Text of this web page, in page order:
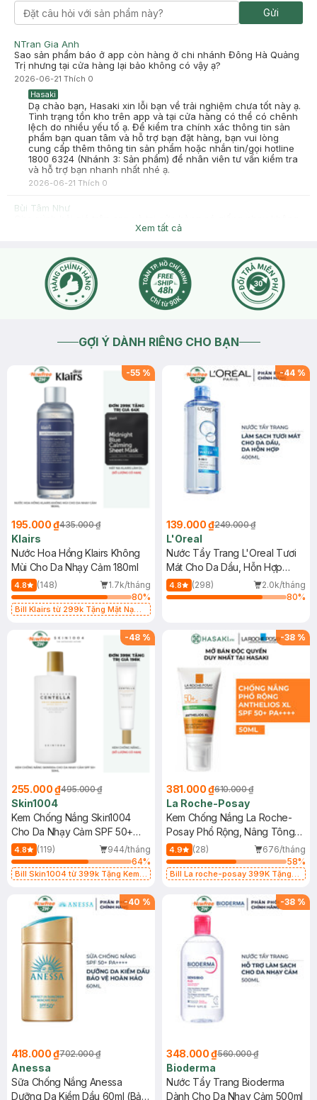
thưn lắm nhoaaaa
Hasaki -2025-04-20
gian đánh giá. Sự hài lòng của khách hàng là động lực to lớn
để Hasaki ngày càng phát triển hơn nữa về chất lượng dịch
vụ. Cảm ơn bạn đã tin tưởng và mua sắm tại Hasaki!
Gửi
NTran Gia Anh
Sao sản phẩm báo ở app còn hàng ở chi nhánh Đông Hà Quảng
Trị nhưng tại cửa hàng lại bảo không có vậy ạ?
2026-06-21 Thích 0
Hasaki
Dạ chào bạn, Hasaki xin lỗi bạn về trải nghiệm chưa tốt này ạ.
Tình trạng tồn kho trên app và tại cửa hàng có thể có chênh
lệch do nhiều yếu tố ạ. Để kiểm tra chính xác thông tin sản
phẩm bạn quan tâm và hỗ trợ bạn đặt hàng, bạn vui lòng
cung cấp thêm thông tin sản phẩm hoặc nhắn tin/gọi hotline
1800 6324 (Nhánh 3: Sản phẩm) để nhân viên tư vấn kiểm tra
và hỗ trợ bạn nhanh nhất nhé ạ.
2026-06-21 Thích 0
Bùi Tâm Như
Chào bạn, giá sản phẩm tại các cửa hàng và trên website/
app hasaki.vn đều giống nhau. Nhưng giá sẽ có thể thay đổi
theo khung giờ nên bạn có thể check lại giá trước khi thanh
toán nhé
Xem tất cả
GỢI Ý DÀNH RIÊNG CHO BẠN
-55 %
195.000 ₫435.000 ₫
Klairs
Nước Hoa Hồng Klairs Không
Mùi Cho Da Nhạy Cảm 180ml
4.8 (148)
1.7k/tháng
80%
Bill Klairs từ 299k Tặng Mặt Nạ
25ml (SL Có Hạn)
-44 %
139.000 ₫249.000 ₫
L'Oreal
Nước Tẩy Trang L'Oreal Tươi
Mát Cho Da Dầu, Hỗn Hợp
400ml
4.8 (298)
2.0k/tháng
80%
-48 %
255.000 ₫495.000 ₫
Skin1004
Kem Chống Nắng Skin1004
Cho Da Nhạy Cảm SPF 50+
50ml
4.8 (119)
944/tháng
64%
Bill Skin1004 từ 399k Tặng Kem
SPF 50+ 20ml (SL Có Hạn)
-38 %
381.000 ₫610.000 ₫
La Roche-Posay
Kem Chống Nắng La Roche-
Posay Phổ Rộng, Nâng Tông
Kiềm Dầu 50ml
4.9 (28)
676/tháng
58%
Bill La roche-posay 399K Tặng
(SL có hạn)
-40 %
418.000 ₫702.000 ₫
Anessa
Sữa Chống Nắng Anessa
Dưỡng Da Kiềm Dầu 60ml (Bản
-38 %
348.000 ₫560.000 ₫
Bioderma
Nước Tẩy Trang Bioderma
Dành Cho Da Nhạy Cảm 500ml